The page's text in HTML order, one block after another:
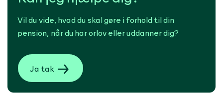
Vil du vide, hvad du skal gøre i forhold til din
pension, når du har orlov eller uddanner dig?
Ja tak